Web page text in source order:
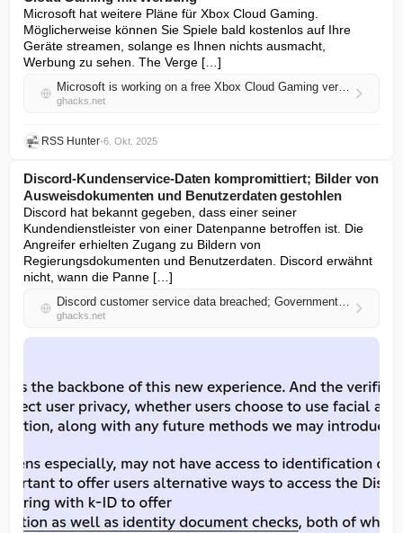
Microsoft hat weitere Pläne für Xbox Cloud Gaming.
Möglicherweise können Sie Spiele bald kostenlos auf Ihre
Geräte streamen, solange es Ihnen nichts ausmacht,
Werbung zu sehen. The Verge […]
Microsoft is working on a free Xbox Cloud Gaming version with ads
ghacks.net
RSS Hunter•6. Okt. 2025
Discord-Kundenservice-Daten kompromittiert; Bilder von
Ausweisdokumenten und Benutzerdaten gestohlen
Discord hat bekannt gegeben, dass einer seiner
Kundendienstleister von einer Datenpanne betroffen ist. Die
Angreifer erhielten Zugang zu Bildern von
Regierungsdokumenten und Benutzerdaten. Discord erwähnt
nicht, wann die Panne […]
Discord customer service data breached; Government-ID images, and user details stolen
ghacks.net